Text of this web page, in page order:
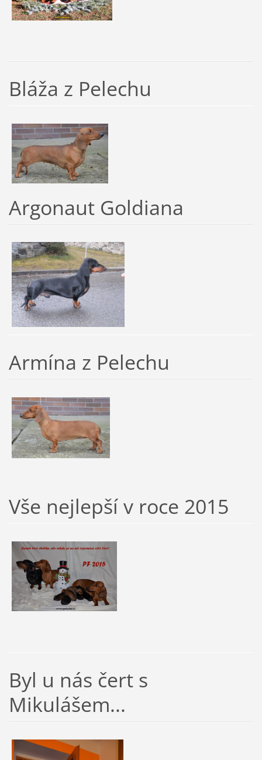
Bláža z Pelechu
Argonaut Goldiana
Armína z Pelechu
Vše nejlepší v roce 2015
Byl u nás čert s
Mikulášem...